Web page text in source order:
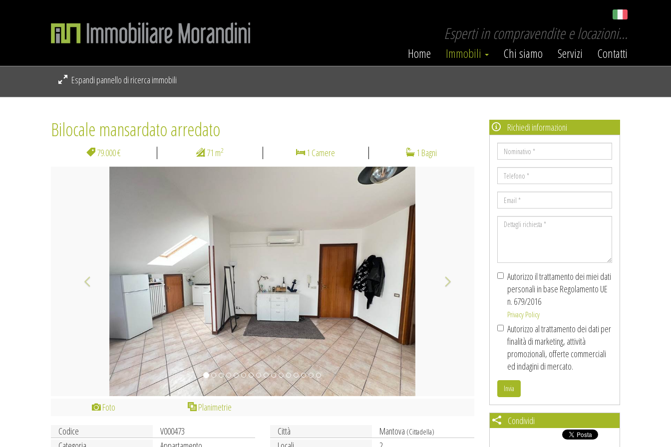
Esperti in compravendite e locazioni...
Home Immobili Chi siamo Servizi Contatti
Espandi pannello di ricerca immobili
Bilocale mansardato arredato
79.000 € 71 m2 1 Camere 1 Bagni
Foto
Planimetrie
Codice
V000473 Città Mantova (Cittadella)
Richiedi informazioni
Nominativo
*
Telefono
*
Email
*
Dettagli
Autorizzo il trattamento dei miei dati
personali in base Regolamento UE
n. 679/2016
Privacy Policy
Autorizzo al trattamento dei dati per
finalità di marketing, attività
promozionali, offerte commerciali
ed indagini di mercato.
Invia
Condividi